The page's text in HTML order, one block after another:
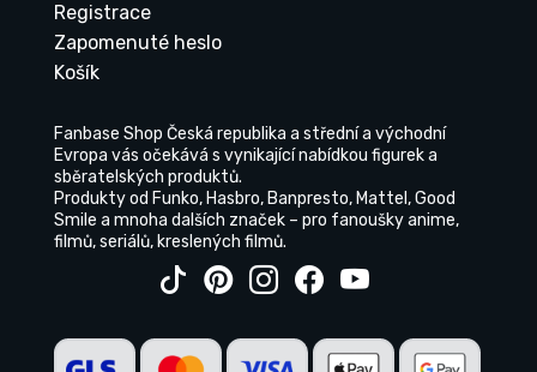
Registrace
Zapomenuté heslo
Košík
Fanbase Shop Česká republika a střední a východní
Evropa vás očekává s vynikající nabídkou figurek a
sběratelských produktů.
Produkty od Funko, Hasbro, Banpresto, Mattel, Good
Smile a mnoha dalších značek – pro fanoušky anime,
filmů, seriálů, kreslených filmů.